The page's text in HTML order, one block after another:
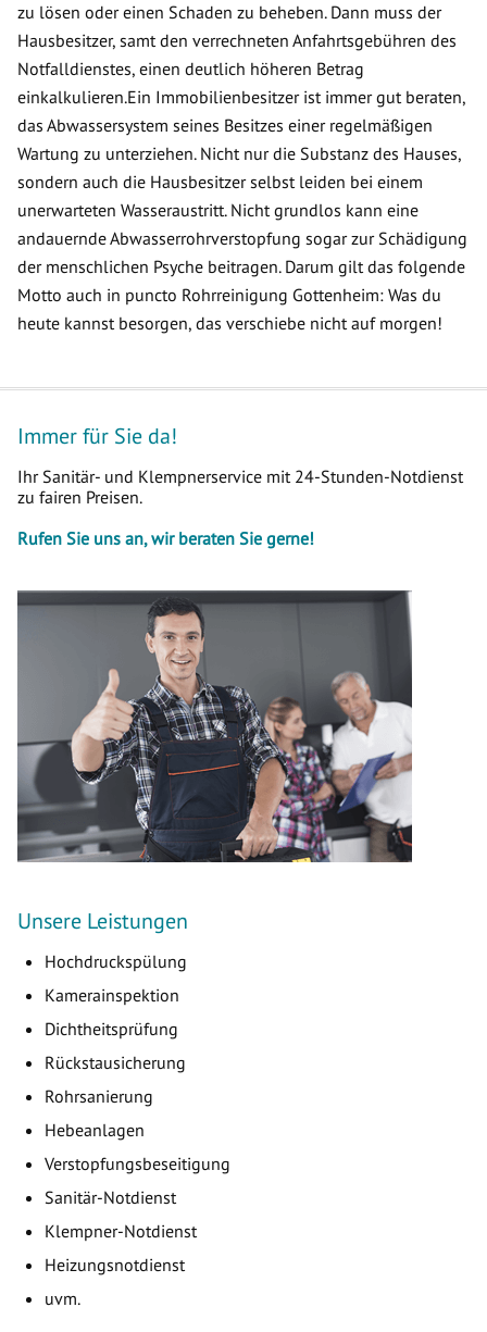
zu lösen oder einen Schaden zu beheben. Dann muss der
Hausbesitzer, samt den verrechneten Anfahrtsgebühren des
Notfalldienstes, einen deutlich höheren Betrag
einkalkulieren.Ein Immobilienbesitzer ist immer gut beraten,
das Abwassersystem seines Besitzes einer regelmäßigen
Wartung zu unterziehen. Nicht nur die Substanz des Hauses,
sondern auch die Hausbesitzer selbst leiden bei einem
unerwarteten Wasseraustritt. Nicht grundlos kann eine
andauernde Abwasserrohrverstopfung sogar zur Schädigung
der menschlichen Psyche beitragen. Darum gilt das folgende
Motto auch in puncto Rohrreinigung Gottenheim: Was du
heute kannst besorgen, das verschiebe nicht auf morgen!
Immer für Sie da!
Ihr Sanitär- und Klempnerservice mit 24-Stunden-Notdienst
zu fairen Preisen.
Rufen Sie uns an, wir beraten Sie gerne!
Unsere Leistungen
Hochdruckspülung
Kamerainspektion
Dichtheitsprüfung
Rückstausicherung
Rohrsanierung
Hebeanlagen
Verstopfungsbeseitigung
Sanitär-Notdienst
Klempner-Notdienst
Heizungsnotdienst
uvm.